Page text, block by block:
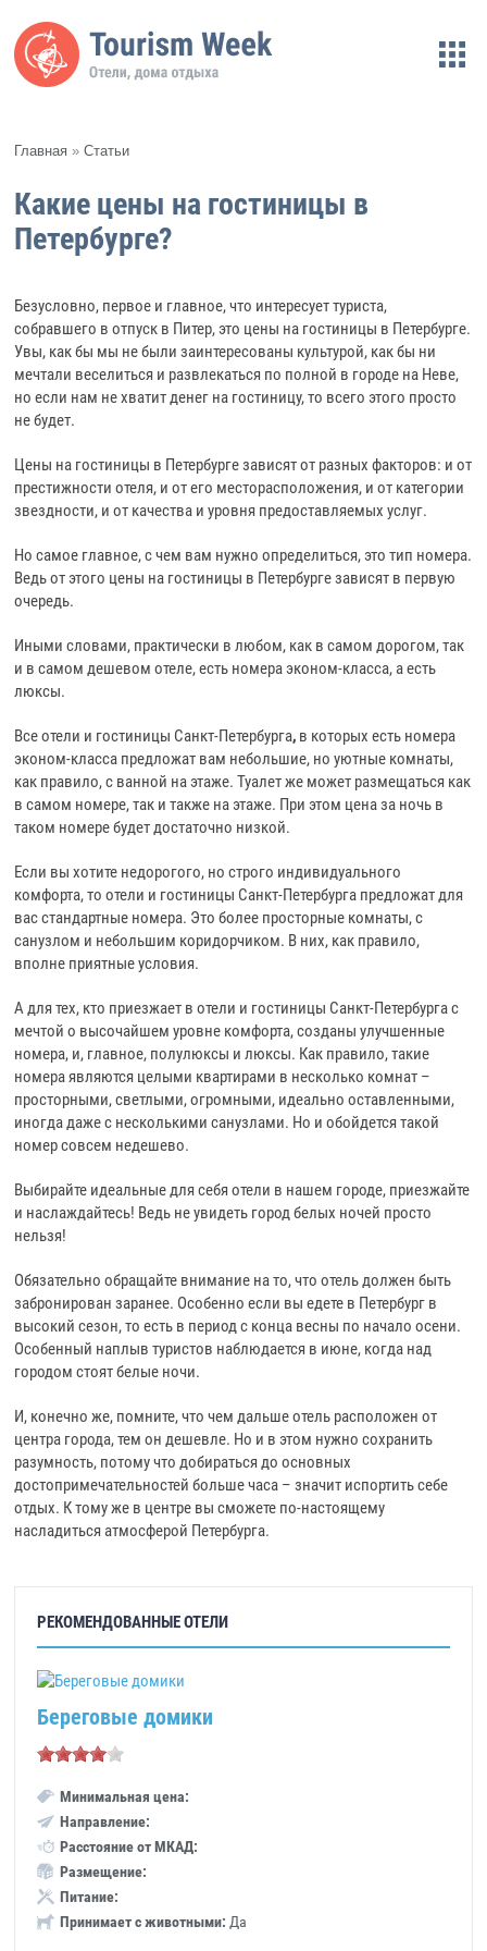
Главная »Статьи
Какие цены на гостиницы в
Петербурге?
Безусловно, первое и главное, что интересует туриста,
собравшего в отпуск в Питер, это цены на гостиницы в Петербурге.
Увы, как бы мы не были заинтересованы культурой, как бы ни
мечтали веселиться и развлекаться по полной в городе на Неве,
но если нам не хватит денег на гостиницу, то всего этого просто
не будет.
Цены на гостиницы в Петербурге зависят от разных факторов: и от
престижности отеля, и от его месторасположения, и от категории
звездности, и от качества и уровня предоставляемых услуг.
Но самое главное, с чем вам нужно определиться, это тип номера.
Ведь от этого цены на гостиницы в Петербурге зависят в первую
очередь.
Иными словами, практически в любом, как в самом дорогом, так
и в самом дешевом отеле, есть номера эконом-класса, а есть
люксы.
Все отели и гостиницы Санкт-Петербурга, в которых есть номера
эконом-класса предложат вам небольшие, но уютные комнаты,
как правило, с ванной на этаже. Туалет же может размещаться как
в самом номере, так и также на этаже. При этом цена за ночь в
таком номере будет достаточно низкой.
Если вы хотите недорогого, но строго индивидуального
комфорта, то отели и гостиницы Санкт-Петербурга предложат для
вас стандартные номера. Это более просторные комнаты, с
санузлом и небольшим коридорчиком. В них, как правило,
вполне приятные условия.
А для тех, кто приезжает в отели и гостиницы Санкт-Петербурга с
мечтой о высочайшем уровне комфорта, созданы улучшенные
номера, и, главное, полулюксы и люксы. Как правило, такие
номера являются целыми квартирами в несколько комнат –
просторными, светлыми, огромными, идеально оставленными,
иногда даже с несколькими санузлами. Но и обойдется такой
номер совсем недешево.
Выбирайте идеальные для себя отели в нашем городе, приезжайте
и наслаждайтесь! Ведь не увидеть город белых ночей просто
нельзя!
Обязательно обращайте внимание на то, что отель должен быть
забронирован заранее. Особенно если вы едете в Петербург в
высокий сезон, то есть в период с конца весны по начало осени.
Особенный наплыв туристов наблюдается в июне, когда над
городом стоят белые ночи.
И, конечно же, помните, что чем дальше отель расположен от
центра города, тем он дешевле. Но и в этом нужно сохранить
разумность, потому что добираться до основных
достопримечательностей больше часа – значит испортить себе
отдых. К тому же в центре вы сможете по-настоящему
насладиться атмосферой Петербурга.
РЕКОМЕНДОВАННЫЕ ОТЕЛИ
Береговые домики
Минимальная цена:
Направление:
Расстояние от МКАД:
Размещение:
Питание:
Принимает с животными: Да